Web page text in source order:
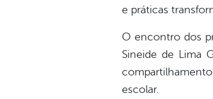
e práticas
O encontro dos
Sineide de Lima
escolar.